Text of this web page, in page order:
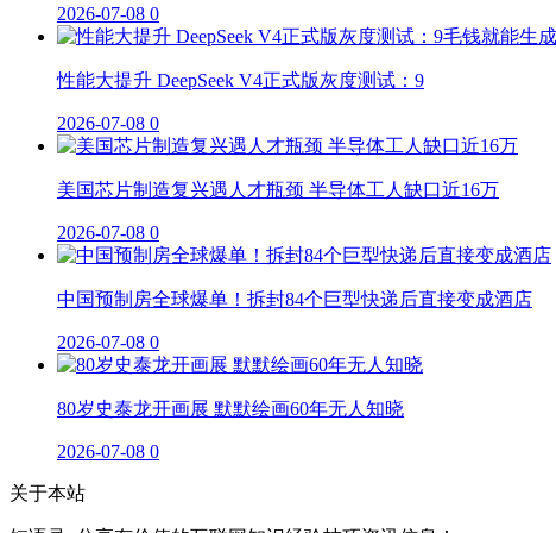
2026-07-08 0
性能大提升 DeepSeek V4正式版灰度测试：9
2026-07-08 0
美国芯片制造复兴遇人才瓶颈 半导体工人缺口近16万
2026-07-08 0
中国预制房全球爆单！拆封84个巨型快递后直接变成酒店
2026-07-08 0
80岁史泰龙开画展 默默绘画60年无人知晓
2026-07-08 0
关于本站